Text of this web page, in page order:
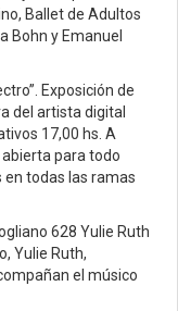
Ballet de Adultos
Bohn y Emanuel
Exposición de
del artista digital
17,00 hs. A
para todo
todas las ramas
628 Yulie Ruth
Yulie Ruth,
el músico